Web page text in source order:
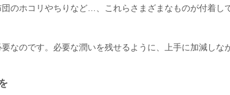
のホコリやちりなど…、これらさまざまなものが付着し
なのです。必要な潤いを残せるように、上手に加減しな